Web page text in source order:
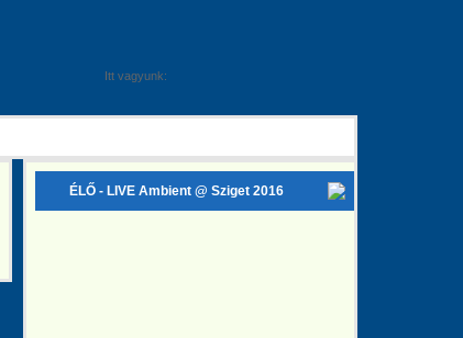
Itt vagyunk:
ÉLŐ - LIVE Ambient @ Sziget 2016